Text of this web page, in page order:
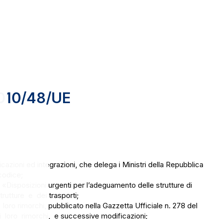
48/UE
ed integrazioni, che delega i Ministri della Repubblica
urgenti per l’adeguamento delle strutture di
e dei trasporti;
rimorchi, pubblicato nella Gazzetta Ufficiale n. 278 del
rimorchi, e successive modificazioni;